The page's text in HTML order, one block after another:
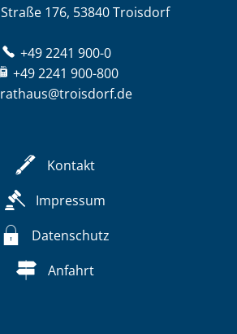
176, 53840 Troisdorf
+49 2241 900-0
+49 2241 900-800
rathaus@troisdorf.de
Kontakt
Impressum
Datenschutz
Anfahrt